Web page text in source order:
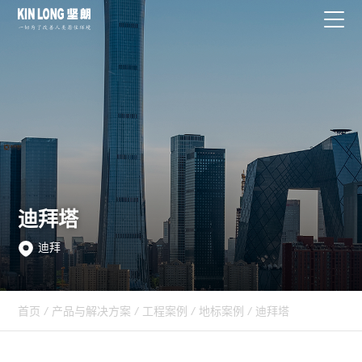
迪拜塔
迪拜
首页 / 产品与解决方案 / 工程案例 / 地标案例 / 迪拜塔